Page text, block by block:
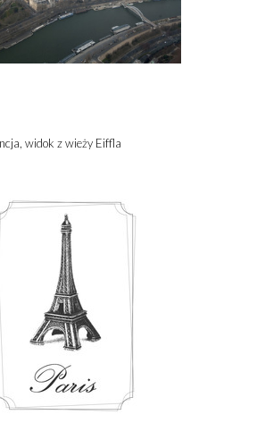
widok z wieży Eiffla